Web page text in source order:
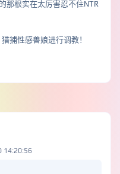
那根实在太厉害忍不住NTR
捕性感兽娘进行调教！
14:20:56